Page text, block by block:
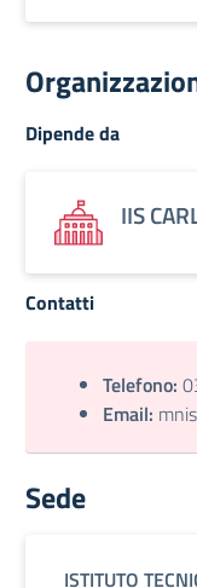
Dipende da
IIS
Contatti
Telefono:
Email:
Sede
ISTITUTO